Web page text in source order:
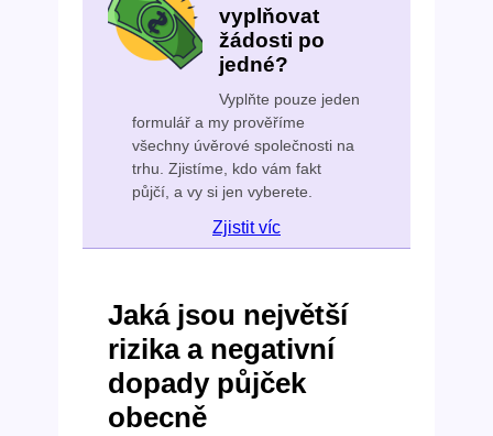
vyplňovat
žádosti po
jedné?
Vyplňte pouze jeden
formulář a my prověříme
všechny úvěrové společnosti na
trhu. Zjistíme, kdo vám fakt
půjčí, a vy si jen vyberete.
Zjistit víc
Jaká jsou největší
rizika a negativní
dopady půjček
obecně